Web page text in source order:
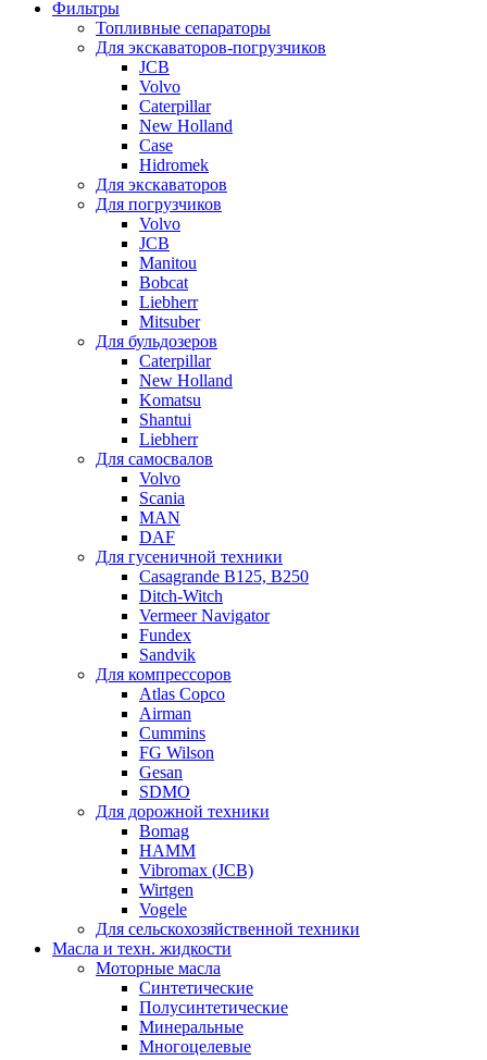
Фильтры
Топливные сепараторы
Для экскаваторов-погрузчиков
JCB
Volvo
Caterpillar
New Holland
Case
Hidromek
Для экскаваторов
Для погрузчиков
Volvo
JCB
Manitou
Bobcat
Liebherr
Mitsuber
Для бульдозеров
Caterpillar
New Holland
Komatsu
Shantui
Liebherr
Для самосвалов
Volvo
Scania
MAN
DAF
Для гусеничной техники
Casagrande B125, B250
Ditch-Witch
Vermeer Navigator
Fundex
Sandvik
Для компрессоров
Atlas Copco
Airman
Cummins
FG Wilson
Gesan
SDMO
Для дорожной техники
Bomag
HAMM
Vibromax (JCB)
Wirtgen
Vogele
Для сельскохозяйственной техники
Масла и техн. жидкости
Моторные масла
Синтетические
Полусинтетические
Минеральные
Многоцелевые